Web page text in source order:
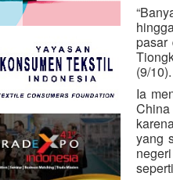
pasar
(9/10).
Ia
yang